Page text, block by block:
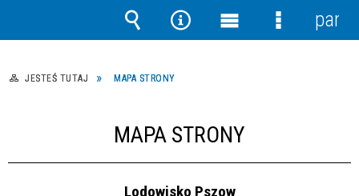
JESTEŚ TUTAJ MAPA STRONY
MAPA STRONY
Lodowisko Pszow
Wyszukiwarka
Narzędzia
Menu Menu
panel